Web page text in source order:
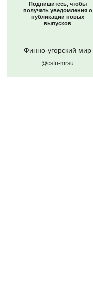
Подпишитесь, чтобы
получать уведомления о
публикации новых
выпусков
Финно-угорский мир
@csfu-mrsu